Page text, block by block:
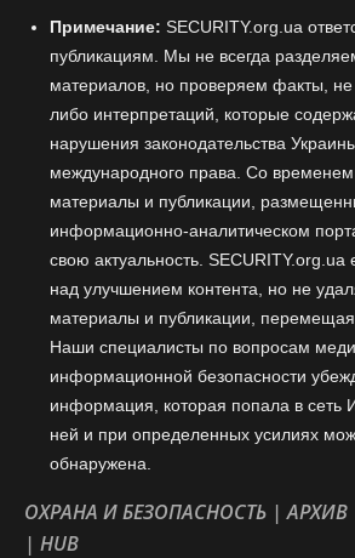
Примечание: SECURITY.org.ua
публикациям. Мы не всегда
материалов, но проверяем факты, не
либо интерпретаций, которые
нарушения законодательства
международного права. Со
материалы и публикации,
информационно-аналитическом
свою актуальность. SECURITY.org.ua
над улучшением контента, но не
материалы и публикации,
Наши специалисты по вопросам
информационной безопасности
информация, которая попала в сеть
ней и при определенных усилиях
обнаружена.
ОХРАНА И БЕЗОПАСНОСТЬ | АРХИВ |
| HUB